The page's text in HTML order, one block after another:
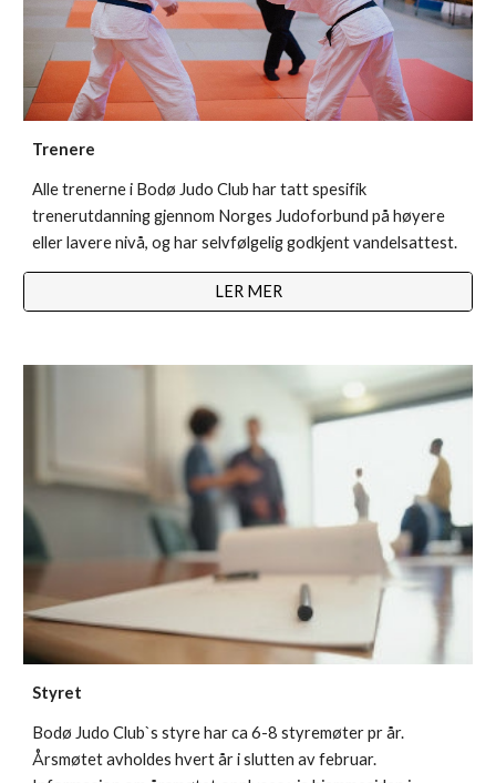
Trenere
Alle trenerne i Bodø Judo Club har tatt spesifik
trenerutdanning gjennom Norges Judoforbund på høyere
eller lavere nivå, og har selvfølgelig godkjent vandelsattest.
LER MER
Styret
Bodø Judo Club`s styre har ca 6-8 styremøter pr år.
Årsmøtet avholdes hvert år i slutten av februar.